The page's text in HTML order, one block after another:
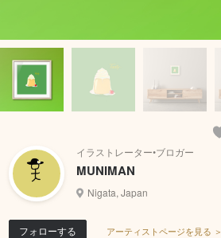
イラストレーター•ブロガー
MUNIMAN
Nigata, Japan
フォローする アーティストページを見る ＞